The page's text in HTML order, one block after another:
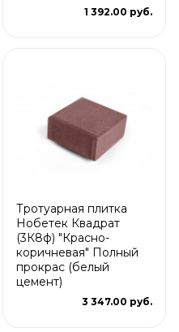
1 392.00 руб.
Тротуарная плитка
Нобетек Квадрат
(3К8ф) "Красно-
коричневая" Полный
прокрас (белый
цемент)
3 347.00 руб.